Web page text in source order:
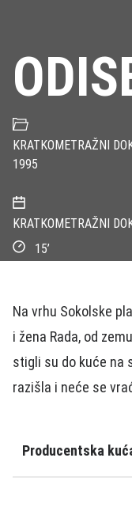
KRATKOMETRAŽNI
1995
KRATKOMETRAŽNI
15’
Na vrhu Sokolske
i žena Rada, od
stigli su do kuće na
razišla i neće se
Producentska